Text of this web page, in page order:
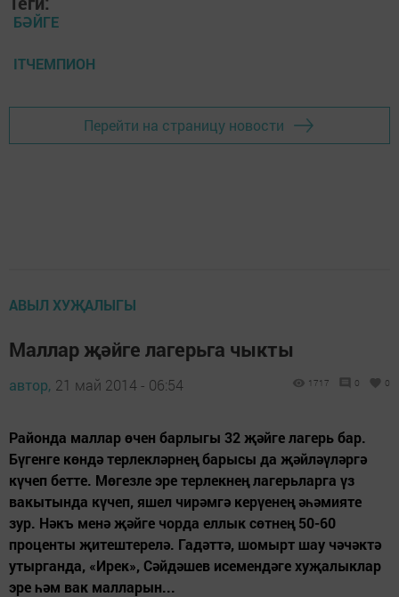
БӘЙГЕ
ITЧЕМПИОН
Перейти на страницу новости
АВЫЛ ХУҖАЛЫГЫ
Маллар җәйге лагерьга чыкты
автор, 21 май 2014 - 06:54 1717 0 0
Районда маллар өчен барлыгы 32 җәйге лагерь бар.
Бүгенге көндә терлекләрнең барысы да җәйләүләргә
күчеп бетте. Мөгезле эре терлекнең лагерьларга үз
вакытында күчеп, яшел чирәмгә керүенең әһәмияте
зур. Нәкъ менә җәйге чорда еллык сөтнең 50-60
проценты җитештерелә. Гадәттә, шомырт шау чәчәктә
утырганда, «Ирек», Сәйдәшев исемендәге хуҗалыклар
эре һәм вак малларын...